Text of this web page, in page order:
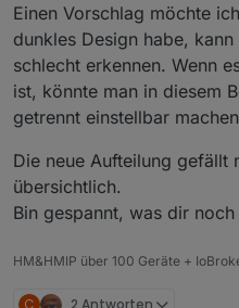
übereinander bei
muss noch warten.
meine Anweisungen.
Einen Vorschlag möchte
dunkles Design habe,
schlecht erkennen. Wenn
ist, könnte man in diesem
getrennt einstellbar
Die neue Aufteilung gefällt
übersichtlich.
Bin gespannt, was dir
HM&HMIP über 100 Geräte +